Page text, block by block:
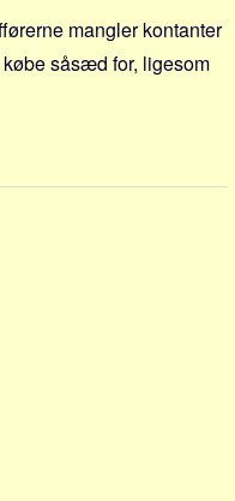
mangler kontanter
såsæd for, ligesom